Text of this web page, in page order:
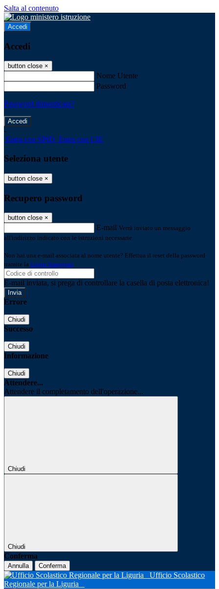
Salta al contenuto
Accedi
Accedi
button close ×
Nome Utente
Password
Password dimenticata?
-
Entra con SPID Entra con CIE
Seleziona utente
button close ×
Recupero password
button close ×
E-mail Verrà inviato un messaggio
all'indirizzo indicato con le istruzioni necessarie.
Non hai una e-mail associata al nome utente? Effettua il reset della password
tramite la Login Spaggiari
E-mail inviata, si prega di controllare la casella di posta elettronica!
Errore
Chiudi
Successo
Chiudi
Informazione
Chiudi
Attendere...
Attendere il completamento dell'operazione...
Chiudi
Chiudi
Conferma
Annulla Conferma
Ufficio Scolastico
Regionale per la Liguria